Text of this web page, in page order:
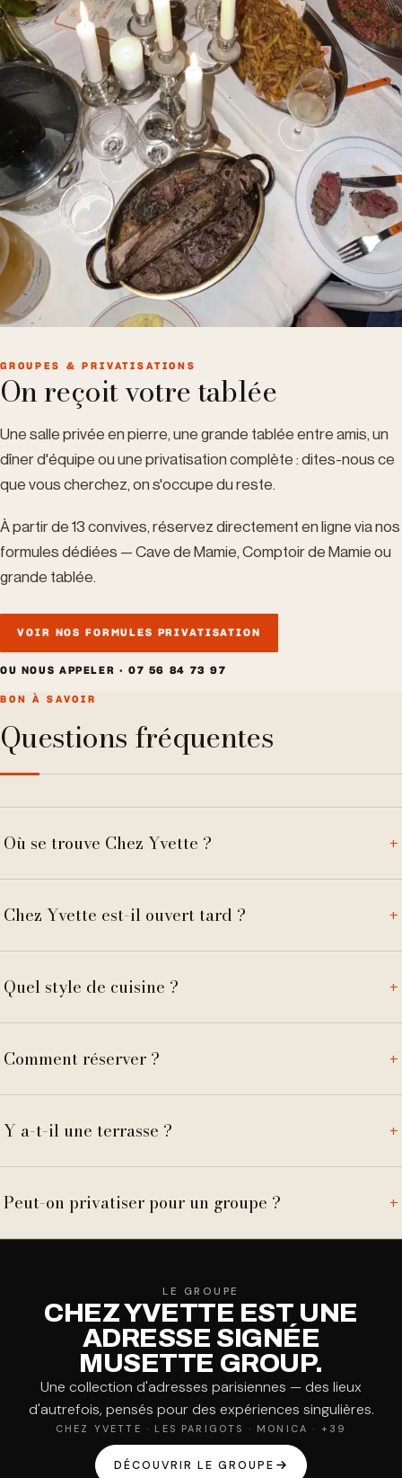
GROUPES & PRIVATISATIONS
On reçoit votre tablée
Une salle privée en pierre, une grande tablée entre amis, un
dîner d'équipe ou une privatisation complète : dites-nous ce
que vous cherchez, on s'occupe du reste.
À partir de 13 convives, réservez directement en ligne via nos
formules dédiées — Cave de Mamie, Comptoir de Mamie ou
grande tablée.
VOIR NOS FORMULES PRIVATISATION
OU NOUS APPELER · 07 56 84 73 97
BON À SAVOIR
Questions fréquentes
Où se trouve Chez Yvette ? +
Chez Yvette est-il ouvert tard ? +
Quel style de cuisine ? +
Comment réserver ? +
Y a-t-il une terrasse ? +
Peut-on privatiser pour un groupe ? +
LE GROUPE
CHEZ YVETTE EST UNE
ADRESSE SIGNÉE
MUSETTE GROUP.
Une collection d'adresses parisiennes — des lieux
d'autrefois, pensés pour des expériences singulières.
CHEZ YVETTE · LES PARIGOTS · MONICA · +39
DÉCOUVRIR LE GROUPE